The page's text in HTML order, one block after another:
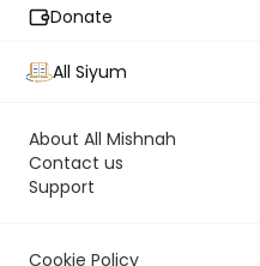
Donate
All Siyum
About All Mishnah
Contact us
Support
Cookie Policy
Rabbi Dr. Tzvi
משנה ב